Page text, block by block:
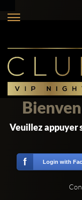
Veuillez appuyer
f Login with